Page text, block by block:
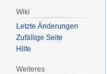
Wiki
Letzte Änderungen
Zufällige Seite
Hilfe
Weiteres